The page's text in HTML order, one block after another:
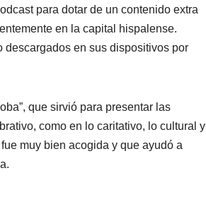
para dotar de un contenido extra
en la capital hispalense.
descargados en sus dispositivos por
que sirvió para presentar las
como en lo caritativo, lo cultural y
muy bien acogida y que ayudó a